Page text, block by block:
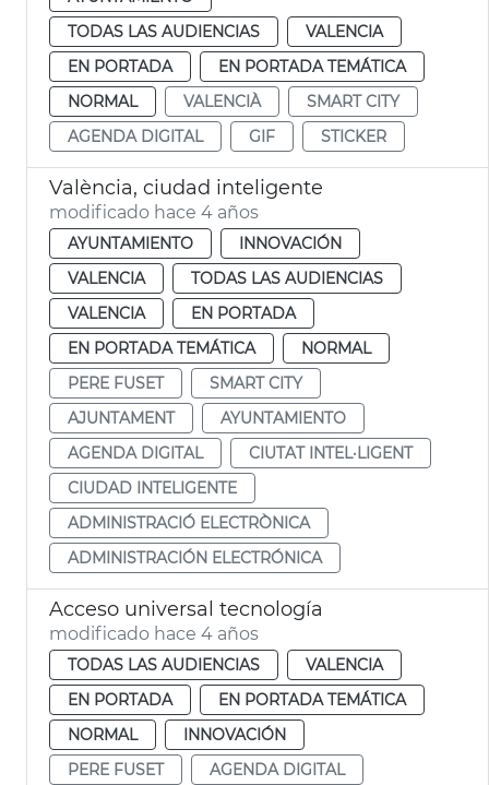
TODAS LAS AUDIENCIAS
VALENCIA
EN PORTADA
EN PORTADA TEMÁTICA
NORMAL
VALENCIÀ
SMART CITY
AGENDA DIGITAL
GIF STICKER
València, ciudad inteligente
modificado hace 4 años
AYUNTAMIENTO
INNOVACIÓN
VALENCIA
TODAS LAS AUDIENCIAS
VALENCIA
EN PORTADA
EN PORTADA TEMÁTICA
NORMAL
PERE FUSET
SMART CITY
AJUNTAMENT
AYUNTAMIENTO
AGENDA DIGITAL
CIUTAT INTEL·LIGENT
CIUDAD INTELIGENTE
ADMINISTRACIÓ ELECTRÒNICA
ADMINISTRACIÓN ELECTRÓNICA
Acceso universal tecnología
modificado hace 4 años
TODAS LAS AUDIENCIAS
VALENCIA
EN PORTADA
EN PORTADA TEMÁTICA
NORMAL
INNOVACIÓN
PERE FUSET
AGENDA DIGITAL